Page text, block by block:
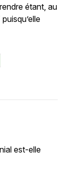
étant, au
est-elle